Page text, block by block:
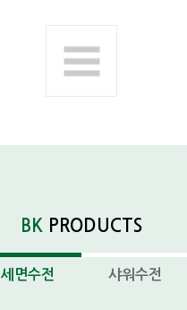
BK PRODUCTS
세면수전 샤워수전